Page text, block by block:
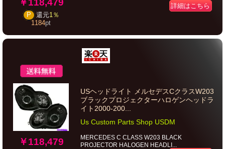
￥118,479
P 還元1％
1184pt
詳細はこちら
￥118,479
USヘッドライト メルセデスCクラスW203
ブラックプロジェクターハロゲンヘッドラ
イト2000-200...
Us Custom Parts Shop USDM
MERCEDES C CLASS W203 BLACK
PROJECTOR HALOGEN HEADLI...